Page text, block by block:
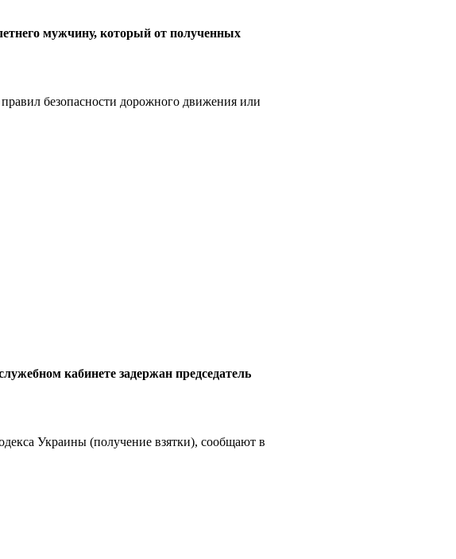
мужчину, который от полученных
безопасности дорожного движения или
кабинете задержан председатель
Украины (получение взятки), сообщают в